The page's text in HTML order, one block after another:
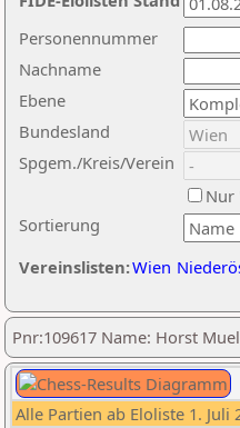
Nachname
Ebene
Sortierung
Personennummer
Bundesland
Spgem./Kreis/Verein
Nur
Vereinslisten:Wien
Pnr:109617 Name: Horst
Alle Partien ab Eloliste 1. Juli